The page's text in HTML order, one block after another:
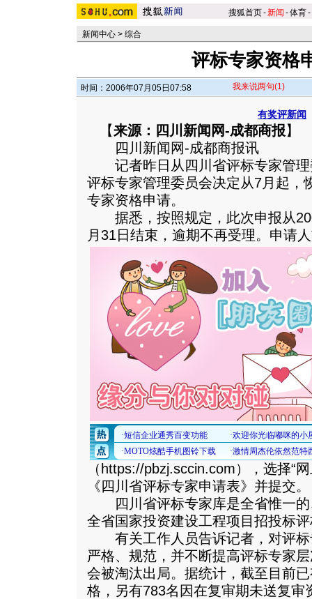
搜狐首页-新闻 -体育-
新闻中心 > 综合
评标专家资格
时间：2006年07月05日07:58 我来说两句(1)
有奖评新闻
【来源：四川新闻网-成都商报】
四川新闻网-成都商报讯
记者昨日从四川省评标专家管理
评标专家管理委员会决定从7月起，
专家资格申请。
据悉，按照规定，此次申报从
月31日结束，逾期不再受理。 申请
（https://pbzj.sccin.com），选择“
《四川省评标专家申请表》并提交。
四川省评标专家库是全省惟一的
全省国家投资建设工程项目招投标
有关工作人员告诉记者，对评标
严格、规范，并不断提高评标专家
会被淘汰出局。据统计，截至目前
格，另有783名因在复审期未送复审